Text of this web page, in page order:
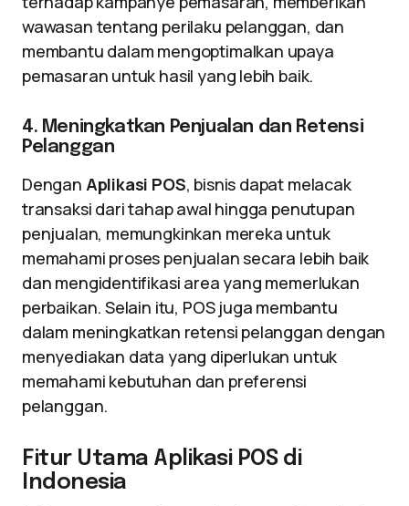
wawasan tentang perilaku pelanggan, dan
membantu dalam mengoptimalkan upaya
pemasaran untuk hasil yang lebih baik.
4. Meningkatkan Penjualan dan Retensi
Pelanggan
Dengan Aplikasi POS, bisnis dapat melacak
transaksi dari tahap awal hingga penutupan
penjualan, memungkinkan mereka untuk
memahami proses penjualan secara lebih baik
dan mengidentifikasi area yang memerlukan
perbaikan. Selain itu, POS juga membantu
dalam meningkatkan retensi pelanggan dengan
menyediakan data yang diperlukan untuk
memahami kebutuhan dan preferensi
pelanggan.
Fitur Utama Aplikasi POS di
Indonesia